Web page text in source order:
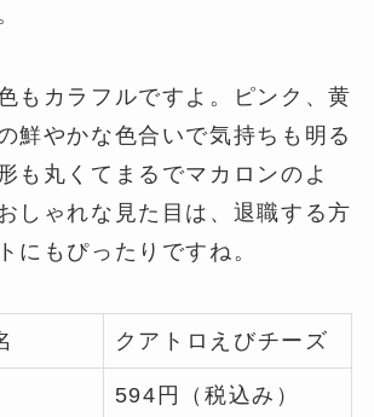
もカラフルですよ。ピンク、黄
鮮やかな色合いで気持ちも明る
も丸くてまるでマカロンのよ
しゃれな見た目は、退職する方
にもぴったりですね。
クアトロえびチーズ
594円（税込み）